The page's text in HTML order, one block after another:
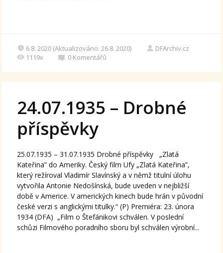
6.8. 2020 (Aktualizováno: 26.8. 2020)
DFArchiv.cz
1119x
0 Komentářů
24.07.1935 – Drobné
příspěvky
25.07.1935 – 31.07.1935 Drobné příspěvky „Zlatá
Kateřina” do Ameriky. Český film Ufy „Zlatá Kateřina”,
který režíroval Vladimír Slavínský a v němž titulní úlohu
vytvořila Antonie Nedošínská, bude uveden v nejbližší
době v Americe. V amerických kinech bude hrán v původní
české verzi s anglickými titulky.“ (P) Premiéra: 23. února
1934 (DFA) „Film o Štefánikovi schválen. V poslední
schůzi Filmového poradního sboru byl schválen výrobní...